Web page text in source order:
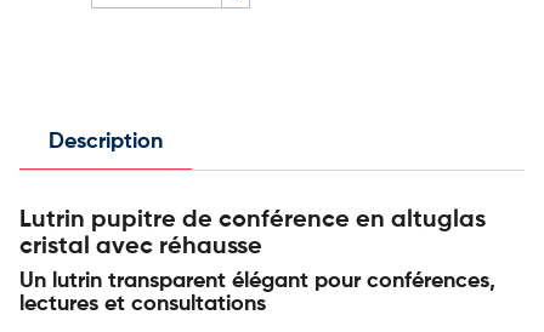
Description
Lutrin pupitre de conférence en altuglas
cristal avec réhausse
Un lutrin transparent élégant pour conférences,
lectures et consultations